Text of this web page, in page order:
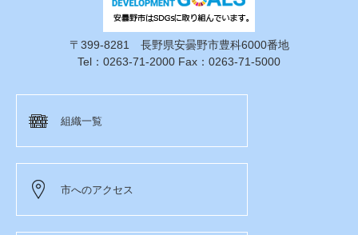
〒399-8281 長野県安曇野市豊科6000番地
Tel：0263-71-2000 Fax：0263-71-5000
組織一覧
市へのアクセス